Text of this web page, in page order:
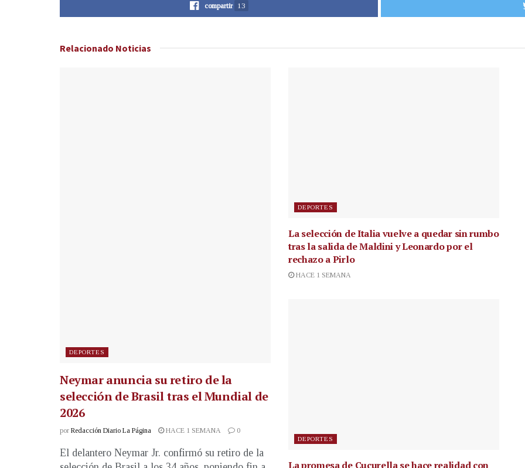
compartir 13
Relacionado Noticias
DEPORTES
Neymar anuncia su retiro de la
selección de Brasil tras el Mundial de
2026
por Redacción Diario La Página HACE 1 SEMANA 0
El delantero Neymar Jr. confirmó su retiro de la
DEPORTES
La selección de Italia vuelve a quedar sin rumbo
tras la salida de Maldini y Leonardo por el
rechazo a Pirlo
HACE 1 SEMANA
DEPORTES
La promesa de Cucurella se hace realidad con